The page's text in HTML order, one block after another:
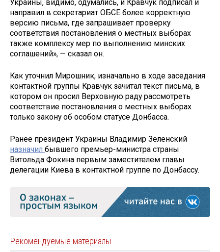
Украины, видимо, одумались, и Кравчук подписал и
направил в секретариат ОБСЕ более корректную
версию письма, где запрашивает проверку
соответствия постановления о местных выборах
также комплексу мер по выполнению минских
соглашений», — сказал он.
Как уточнил Мирошник, изначально в ходе заседания
контактной группы Кравчук зачитал текст письма, в
котором он просил Верховную раду рассмотреть
соответствие постановления о местных выборах
только закону об особом статусе Донбасса.
Ранее президент Украины Владимир Зеленский
назначил бывшего премьер-министра страны
Витольда Фокина первым заместителем главы
делегации Киева в контактной группе по Донбассу.
Рекомендуемые материалы